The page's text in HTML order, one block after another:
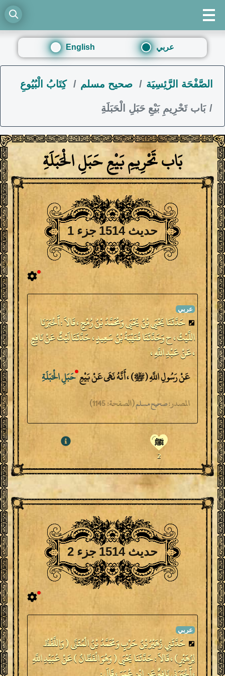
English عربي
الصَّفْحَة الرَّئِسِيَة صحيح مسلم كِتَابُ الْبُيُوعِ
بَاب تَحْرِيمِ بَيْعِ حَبَلِ الْحَبَلَةِ
بَاب تَحْرِيمِ بَيْعِ حَبَلِ الْحَبَلَةِ
حديث 1514 جزء 1
حَدَّثَنَا يَحْيَى بْنُ يَحْيَى وَمُحَمَّدُ بْنُ رُمْحٍ ، قَالاَ : أَخْبَرَنَا
اللَّيْثُ ، ح وَحَدَّثَنَا قُتَيْبَةُ بْنُ سَعِيدٍ ، حَدَّثَنَا لَيْثٌ عَنْ نَافِعٍ
، عَنْ عَبْدِ اللَّهِ ،
عَنْ رَسُولِ اللَّهِ (ﷺ) ، أَنَّهُ نَهَى عَنْ بَيْعِحَبَلِالْحَبَلَةِ
المصدر:صحيح مسلم(الصفحة:1145)
ﷺ
2
حديث 1514 جزء 2
حَدَّثَنِي زُهَيْرُ بْنُ حَرْبٍ وَمُحَمَّدُ بْنُ الْمُثَنَّى ( وَاللَّفْظُ
لِزُهَيْرٍ ) ، قَالاَ : حَدَّثَنَا يَحْيَى ( وَهُوَ الْقَطَّانُ ) عَنْ عُبَيْدِ اللَّهِ